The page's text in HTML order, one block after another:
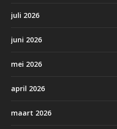
juli 2026
juni 2026
mei 2026
april 2026
maart 2026